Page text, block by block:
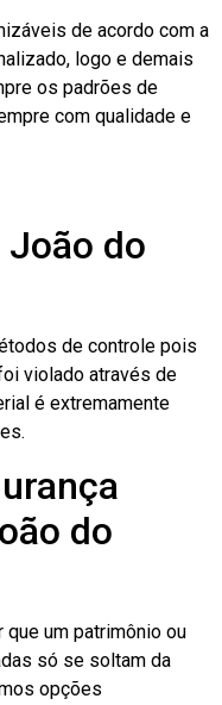
de acordo com a
logo e demais
os padrões de
com qualidade e
João do
de controle pois
violado através de
é extremamente
do
um patrimônio ou
só se soltam da
opções